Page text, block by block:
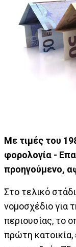
Με τιμές του
φορολογία -
προηγούμενο,
Στο τελικό
νομοσχέδιο για
περιουσίας, το
πρώτη